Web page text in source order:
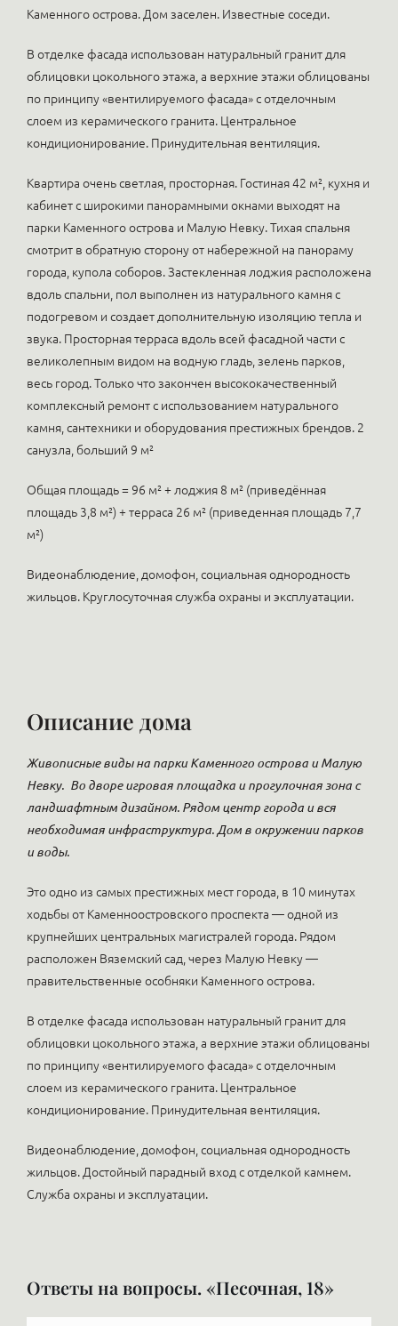
Каменного острова. Дом заселен. Известные соседи.
В отделке фасада использован натуральный гранит для
облицовки цокольного этажа, а верхние этажи облицованы
по принципу «вентилируемого фасада» с отделочным
слоем из керамического гранита. Центральное
кондиционирование. Принудительная вентиляция.
Квартира очень светлая, просторная. Гостиная 42 м², кухня и
кабинет с широкими панорамными окнами выходят на
парки Каменного острова и Малую Невку. Тихая спальня
смотрит в обратную сторону от набережной на панораму
города, купола соборов. Застекленная лоджия расположена
вдоль спальни, пол выполнен из натурального камня с
подогревом и создает дополнительную изоляцию тепла и
звука. Просторная терраса вдоль всей фасадной части с
великолепным видом на водную гладь, зелень парков,
весь город. Только что закончен высококачественный
комплексный ремонт с использованием натурального
камня, сантехники и оборудования престижных брендов. 2
санузла, больший 9 м²
Общая площадь = 96 м² + лоджия 8 м² (приведённая
площадь 3,8 м²) + терраса 26 м² (приведенная площадь 7,7
м²)
Видеонаблюдение, домофон, социальная однородность
жильцов. Круглосуточная служба охраны и эксплуатации.
Описание дома
Живописные виды на парки Каменного острова и Малую
Невку. Во дворе игровая площадка и прогулочная зона с
ландшафтным дизайном. Рядом центр города и вся
необходимая инфраструктура. Дом в окружении парков
и воды.
Это одно из самых престижных мест города, в 10 минутах
ходьбы от Каменноостровского проспекта — одной из
крупнейших центральных магистралей города. Рядом
расположен Вяземский сад, через Малую Невку —
правительственные особняки Каменного острова.
В отделке фасада использован натуральный гранит для
облицовки цокольного этажа, а верхние этажи облицованы
по принципу «вентилируемого фасада» с отделочным
слоем из керамического гранита. Центральное
кондиционирование. Принудительная вентиляция.
Видеонаблюдение, домофон, социальная однородность
жильцов. Достойный парадный вход с отделкой камнем.
Служба охраны и эксплуатации.
Ответы на вопросы. «Песочная, 18»